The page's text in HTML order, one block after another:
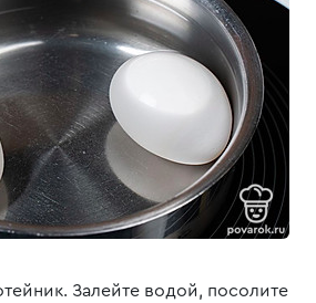
Залейте водой, посолите